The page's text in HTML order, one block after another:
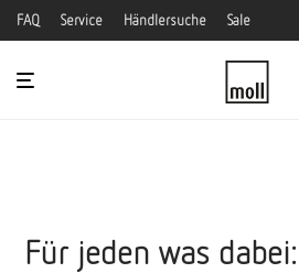
FAQ Service Händlersuche Sale
Für jeden was